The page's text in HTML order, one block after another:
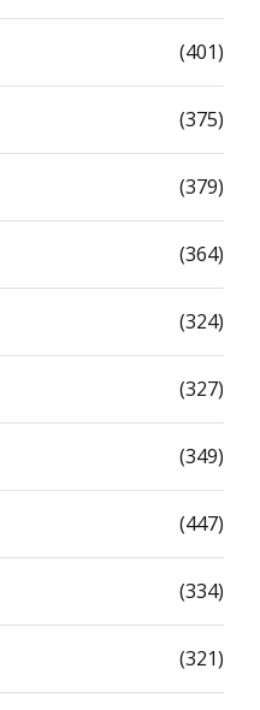
(401)
(375)
(379)
(364)
(324)
(327)
(349)
(447)
(334)
(321)